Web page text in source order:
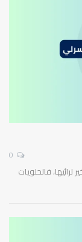
لرائيها، فالحلويات